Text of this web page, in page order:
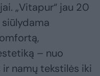
„Vitapur“ jau 20
– nuo
namų tekstilės iki